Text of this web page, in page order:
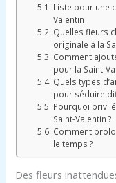
Liste pour une
Valentin
Quelles fleurs
originale à la
Comment
pour la Saint-
Quels types
pour séduire
Pourquoi
Saint-Valentin ?
Comment
le temps ?
Des fleurs